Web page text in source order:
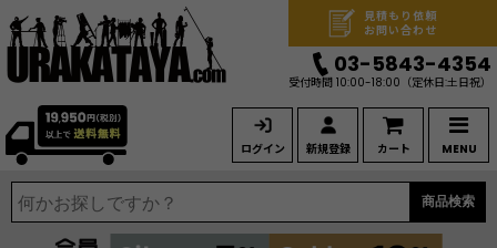
ログイン 新規登録 カート MENU
見積もり依頼
お問い合わせ
03-5843-4354
受付時間 10:00-18:00 （定休日:土日祝）
商品検索